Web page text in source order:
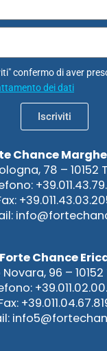
confermo di aver
dei dati
Iscriviti
Chance
78 – 10152
Forte Chance
96 –